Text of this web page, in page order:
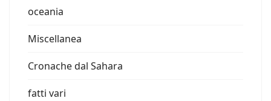
oceania
Miscellanea
Cronache dal Sahara
fatti vari